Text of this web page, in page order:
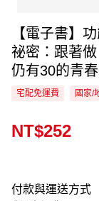
【電子書】
祕密：跟著
仍有30的青
宅配免運費 國家/
NT$252
付款與運送方式